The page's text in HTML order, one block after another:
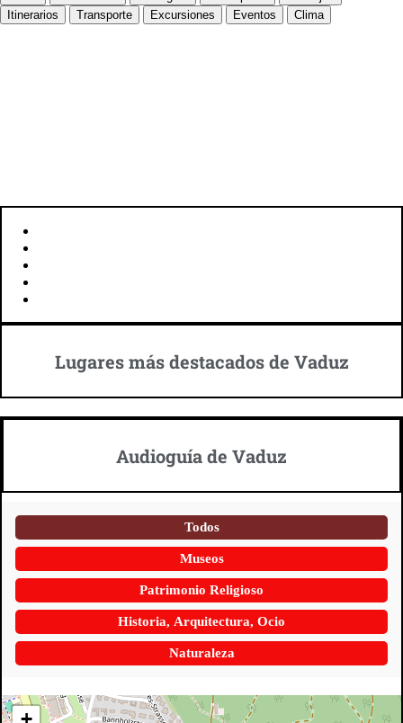
Itinerarios
Transporte Excursiones Eventos Clima
Lugares más destacados de Vaduz
Audioguía de Vaduz
Todos
Museos
Patrimonio Religioso
Historia, Arquitectura, Ocio
Naturaleza